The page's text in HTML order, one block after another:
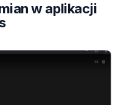
w aplikacji